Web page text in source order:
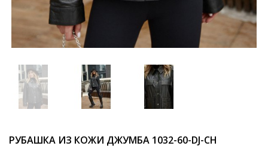
РУБАШКА ИЗ КОЖИ ДЖУМБА 1032-60-DJ-CH